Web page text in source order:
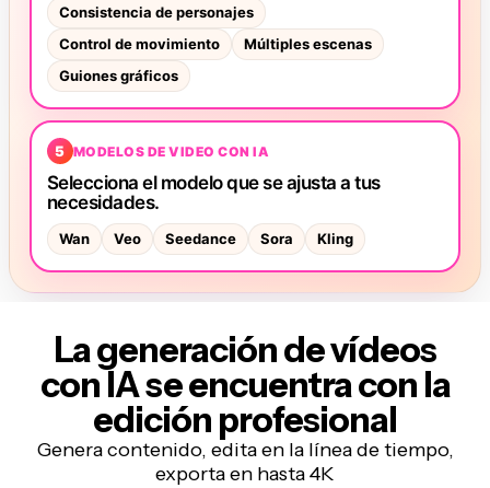
La generación de vídeos
con IA se encuentra con la
edición profesional
Genera contenido, edita en la línea de tiempo,
exporta en hasta 4K